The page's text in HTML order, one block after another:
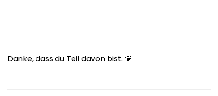
Danke, dass du Teil davon bist. 💛